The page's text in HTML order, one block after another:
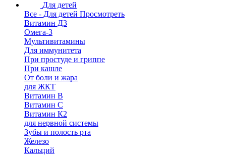
Для детей
Все - Для детей Просмотреть
Витамин Д3
Омега-3
Мультивитамины
Для иммунитета
При простуде и гриппе
При кашле
От боли и жара
для ЖКТ
Витамин В
Витамин С
Витамин К2
для нервной системы
Зубы и полость рта
Железо
Кальций